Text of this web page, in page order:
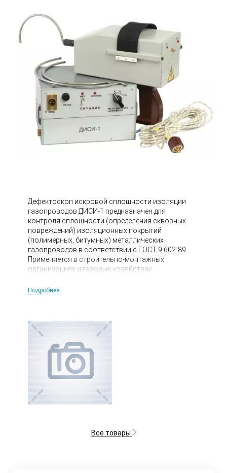
Дефектоскоп искровой сплошности изоляции
газопроводов ДИСИ-1 предназначен для
контроля сплошности (определения сквозных
повреждений) изоляционных покрытий
(полимерных, битумных) металлических
газопроводов в соответствии с ГОСТ 9.602-89.
Применяется в строительно-монтажных
организациях и газовых хозяйствах.
Подробнее
Все товары